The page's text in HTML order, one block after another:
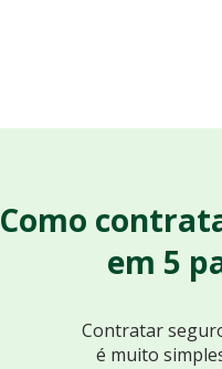
Como
em 5
Contratar
é muito